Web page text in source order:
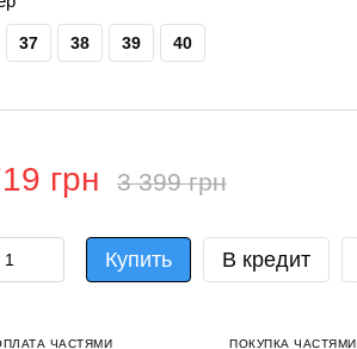
37 38 39 40
грн 3 399 грн
Купить В кредит
ЧАСТЯМИ ПОКУПКА ЧАСТЯМИ